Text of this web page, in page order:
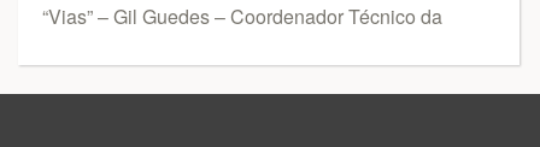
“Vias” – Gil Guedes – Coordenador Técnico da